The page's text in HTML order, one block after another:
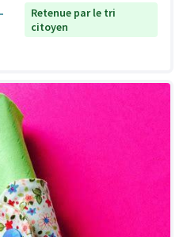
Retenue par le tri
citoyen